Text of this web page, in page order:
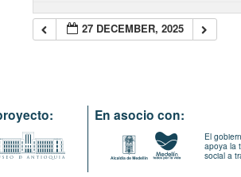
27 DECEMBER, 2025
En asocio con:
El
apoya la
social a